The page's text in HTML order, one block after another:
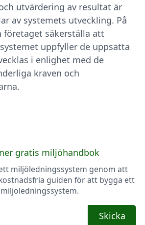
utvärdering av resultat är
av systemets utveckling. På
företaget säkerställa att
uppfyller de uppsatta
i enlighet med de
kraven och
gratis miljöhandbok
miljöledningssystem genom att
guiden för att bygga ett
miljöledningssystem.
Skicka